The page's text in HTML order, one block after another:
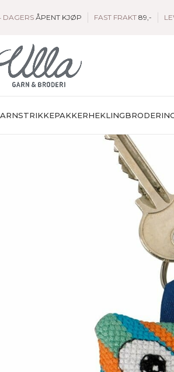
DAGERS ÅPENT KJØP FAST FRAKT 89,-
STRIKKEPAKKERHEKLING